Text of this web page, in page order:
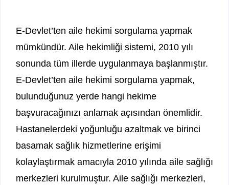
E-Devlet’ten aile hekimi sorgulama yapmak
mümkündür. Aile hekimliği sistemi, 2010 yılı
sonunda tüm illerde uygulanmaya başlanmıştır.
E-Devlet’ten aile hekimi sorgulama yapmak,
bulunduğunuz yerde hangi hekime
başvuracağınızı anlamak açısından önemlidir.
Hastanelerdeki yoğunluğu azaltmak ve birinci
basamak sağlık hizmetlerine erişimi
kolaylaştırmak amacıyla 2010 yılında aile sağlığı
merkezleri kurulmuştur. Aile sağlığı merkezleri,